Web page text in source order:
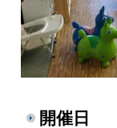
開催日